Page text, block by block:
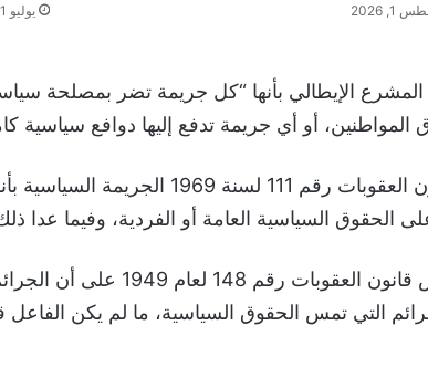
2026 يوليو 31, 2026
الإيطالي بأنها “كل جريمة تضر بمصلحة
أو أي جريمة تدفع إليها دوافع سياسية
وفي العراق، حدد قانون العقوبات رقم 111
الحقوق السياسية العامة أو الفردية، وفيما عدا
أما في سوريا، فقد نص قانون
التي تمس الحقوق السياسية، ما لم يكن